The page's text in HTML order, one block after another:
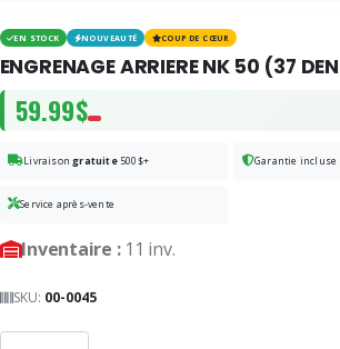
EN STOCK NOUVEAUTÉ COUP DE CŒUR
ENGRENAGE ARRIERE NK 50 (37
59.99$
Livraisongratuite500$+ Garantie incluse
Service après-vente
Inventaire :11 inv.
SKU: 00-0045